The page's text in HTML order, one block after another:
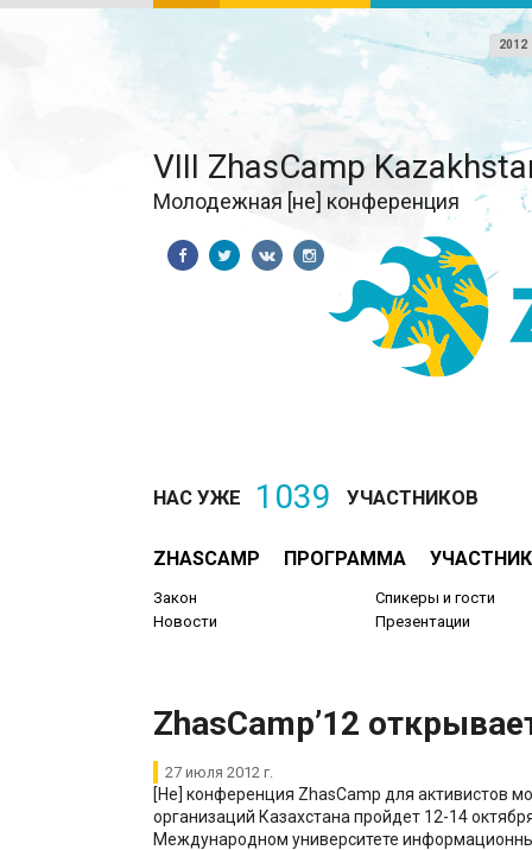
2012
VIII ZhasCamp
Молодежная [не] конференция
НАС УЖЕ 1039 УЧАСТНИКОВ
ZHASCAMP ПРОГРАММА
Закон
Новости
Спикеры и гости
Презентации
​ZhasCamp’12
27 июля 2012 г.
[Не] конференция ZhasCamp для активистов
организаций Казахстана пройдет 12-14
Международном университете